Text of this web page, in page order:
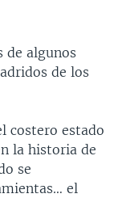
de algunos
de los
costero estado
la historia de
se
el